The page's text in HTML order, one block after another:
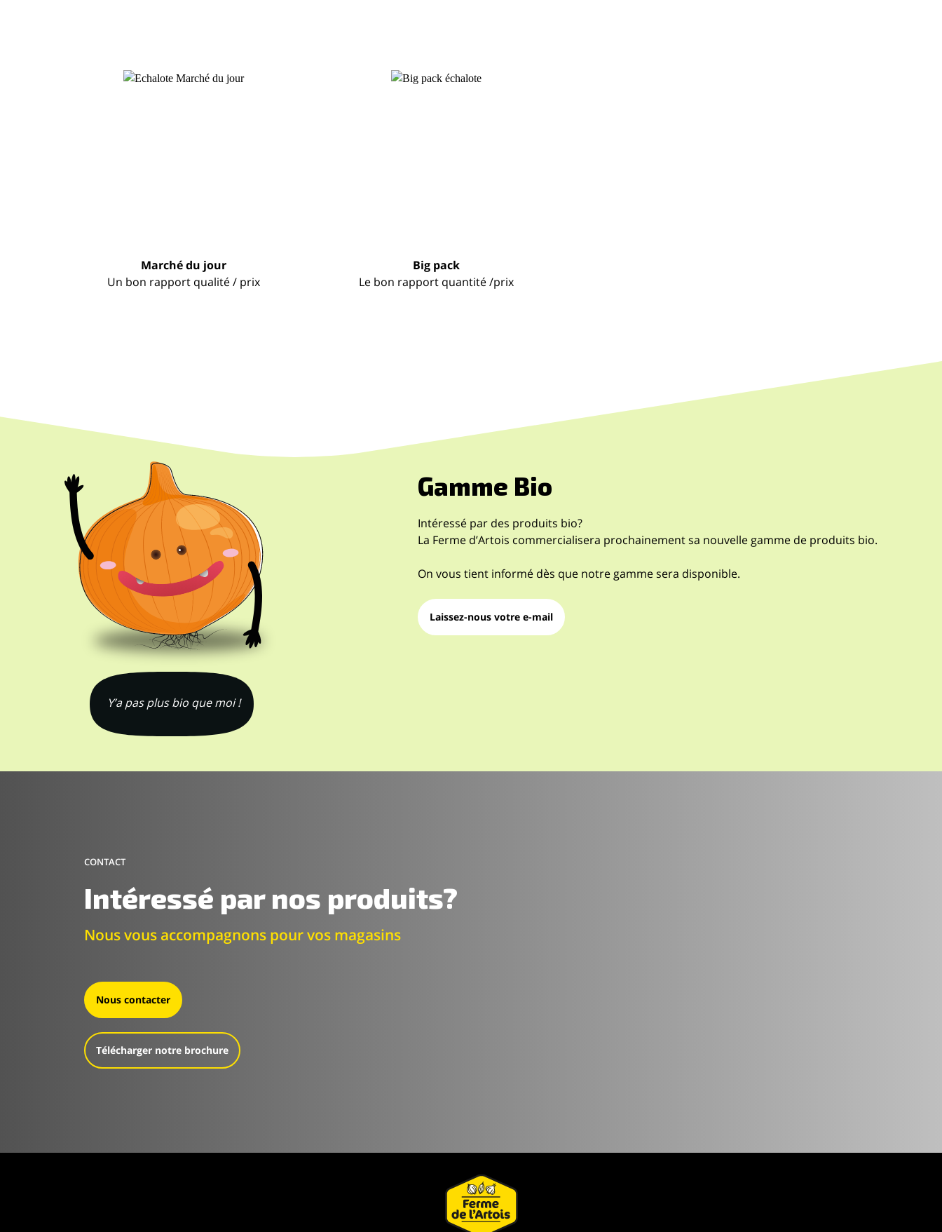
Marché du jour
Un bon rapport qualité / prix
Big pack
Le bon rapport quantité /prix
Y’a pas plus bio que moi !
Gamme Bio
Intéressé par des produits bio?
La Ferme d’Artois commercialisera prochainement sa nouvelle gamme de produits bio.
On vous tient informé dès que notre gamme sera disponible.
Laissez-nous votre e-mail
CONTACT
Intéressé par nos produits?
Nous vous accompagnons pour vos magasins
Nous contacter
Télécharger notre brochure